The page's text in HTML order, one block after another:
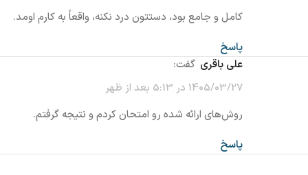
کامل و جامع بود، دستتون درد نکنه، واقعاً به کارم اومد.
پاسخ
علی باقری گفت:
1405/03/27 در 5:13 بعد از ظهر
روش‌های ارائه شده رو امتحان کردم و نتیجه گرفتم.
پاسخ